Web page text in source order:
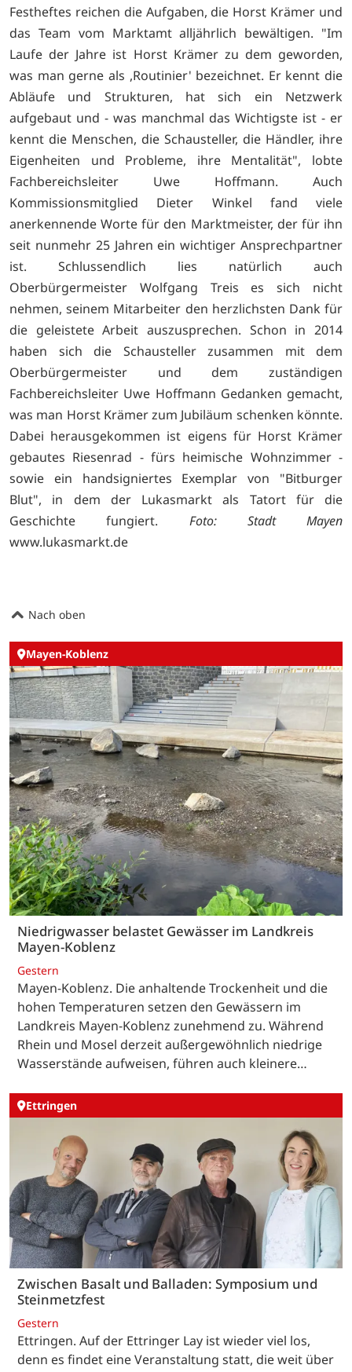
Festheftes reichen die Aufgaben, die Horst Krämer und
das Team vom Marktamt alljährlich bewältigen. "Im
Laufe der Jahre ist Horst Krämer zu dem geworden,
was man gerne als ,Routinier' bezeichnet. Er kennt die
Abläufe und Strukturen, hat sich ein Netzwerk
aufgebaut und - was manchmal das Wichtigste ist - er
kennt die Menschen, die Schausteller, die Händler, ihre
Eigenheiten und Probleme, ihre Mentalität", lobte
Fachbereichsleiter Uwe Hoffmann. Auch
Kommissionsmitglied Dieter Winkel fand viele
anerkennende Worte für den Marktmeister, der für ihn
seit nunmehr 25 Jahren ein wichtiger Ansprechpartner
ist. Schlussendlich lies natürlich auch
Oberbürgermeister Wolfgang Treis es sich nicht
nehmen, seinem Mitarbeiter den herzlichsten Dank für
die geleistete Arbeit auszusprechen. Schon in 2014
haben sich die Schausteller zusammen mit dem
Oberbürgermeister und dem zuständigen
Fachbereichsleiter Uwe Hoffmann Gedanken gemacht,
was man Horst Krämer zum Jubiläum schenken könnte.
Dabei herausgekommen ist eigens für Horst Krämer
gebautes Riesenrad - fürs heimische Wohnzimmer -
sowie ein handsigniertes Exemplar von "Bitburger
Blut", in dem der Lukasmarkt als Tatort für die
Geschichte fungiert. Foto: Stadt Mayen
www.lukasmarkt.de
Nach oben
Mayen-Koblenz
Niedrigwasser belastet Gewässer im Landkreis
Mayen-Koblenz
Gestern
Mayen-Koblenz. Die anhaltende Trockenheit und die
hohen Temperaturen setzen den Gewässern im
Landkreis Mayen-Koblenz zunehmend zu. Während
Rhein und Mosel derzeit außergewöhnlich niedrige
Wasserstände aufweisen, führen auch kleinere…
Ettringen
Zwischen Basalt und Balladen: Symposium und
Steinmetzfest
Gestern
Ettringen. Auf der Ettringer Lay ist wieder viel los,
denn es findet eine Veranstaltung statt, die weit über